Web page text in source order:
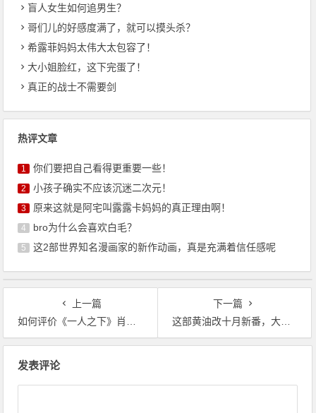
盲人女生如何追男生？
哥们儿的好感度满了，就可以摸头杀？
希露菲妈妈太伟大太包容了！
大小姐脸红，这下完蛋了！
真正的战士不需要剑
热评文章
1 你们要把自己看得更重要一些！
2 小孩子确实不应该沉迷二次元！
3 原来这就是阿宅叫露露卡妈妈的真正理由啊！
4 bro为什么会喜欢白毛？
5 这2部世界知名漫画家的新作动画，真是充满着信任感呢
上一篇
如何评价《一人之下》肖自在：逍遥又自在的老肖
下一篇
这部黄油改十月新番，大团圆平稳落地，85分当之无愧的原创黑马
发表评论